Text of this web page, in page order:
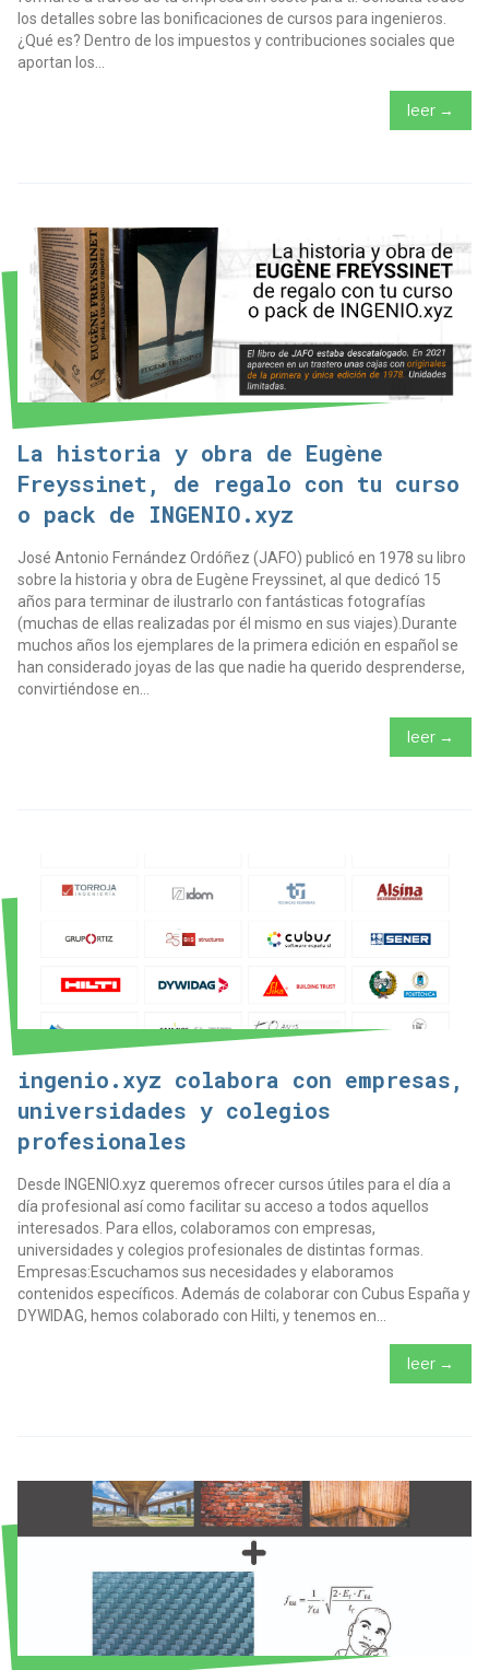
los detalles sobre las bonificaciones de cursos para ingenieros.
¿Qué es? Dentro de los impuestos y contribuciones sociales que
aportan los...
leer →
La historia y obra de Eugène
Freyssinet, de regalo con tu curso
o pack de INGENIO.xyz
José Antonio Fernández Ordóñez (JAFO) publicó en 1978 su libro
sobre la historia y obra de Eugène Freyssinet, al que dedicó 15
años para terminar de ilustrarlo con fantásticas fotografías
(muchas de ellas realizadas por él mismo en sus viajes).Durante
muchos años los ejemplares de la primera edición en español se
han considerado joyas de las que nadie ha querido desprenderse,
convirtiéndose en...
leer →
ingenio.xyz colabora con empresas,
universidades y colegios
profesionales
Desde INGENIO.xyz queremos ofrecer cursos útiles para el día a
día profesional así como facilitar su acceso a todos aquellos
interesados. Para ellos, colaboramos con empresas,
universidades y colegios profesionales de distintas formas.
Empresas:Escuchamos sus necesidades y elaboramos
contenidos específicos. Además de colaborar con Cubus España y
DYWIDAG, hemos colaborado con Hilti, y tenemos en...
leer →